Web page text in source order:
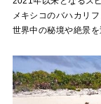
メキシコのバハカリフ
世界中の秘境や絶景